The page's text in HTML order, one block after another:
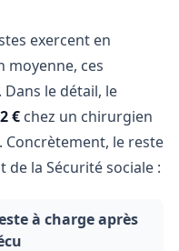
exercent en
moyenne, ces
. Dans le détail, le
€ chez un chirurgien
le reste
la Sécurité sociale :
à charge après